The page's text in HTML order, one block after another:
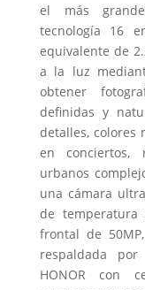
el más
tecnología 16
equivalente de
a la luz
obtener
definidas y
detalles, colores
en conciertos,
urbanos
una cámara
de
frontal de
respaldada
HONOR con